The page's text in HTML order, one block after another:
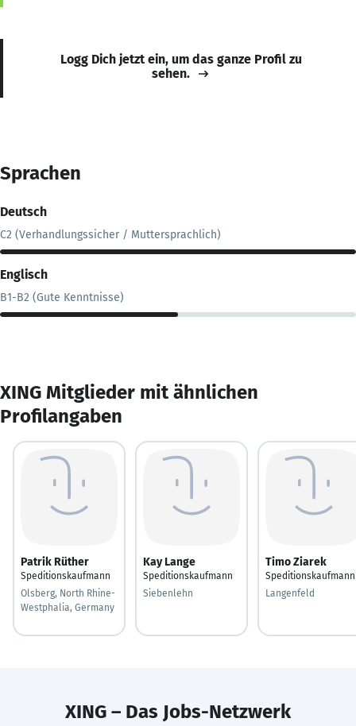
Logg Dich jetzt ein, um das ganze Profil zu
sehen.
Sprachen
Deutsch
C2 (Verhandlungssicher / Muttersprachlich)
Englisch
B1-B2 (Gute Kenntnisse)
XING Mitglieder mit ähnlichen
Profilangaben
Patrik Rüther
Speditionskaufmann
Olsberg, North Rhine-
Westphalia, Germany
Kay Lange
Speditionskaufmann
Siebenlehn
Timo Ziarek
Speditionskaufmann
Langenfeld
XING – Das Jobs-Netzwerk